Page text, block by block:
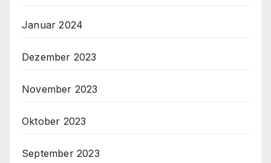
Januar 2024
Dezember 2023
November 2023
Oktober 2023
September 2023